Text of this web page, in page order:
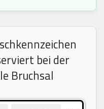
bei der
Bruchsal